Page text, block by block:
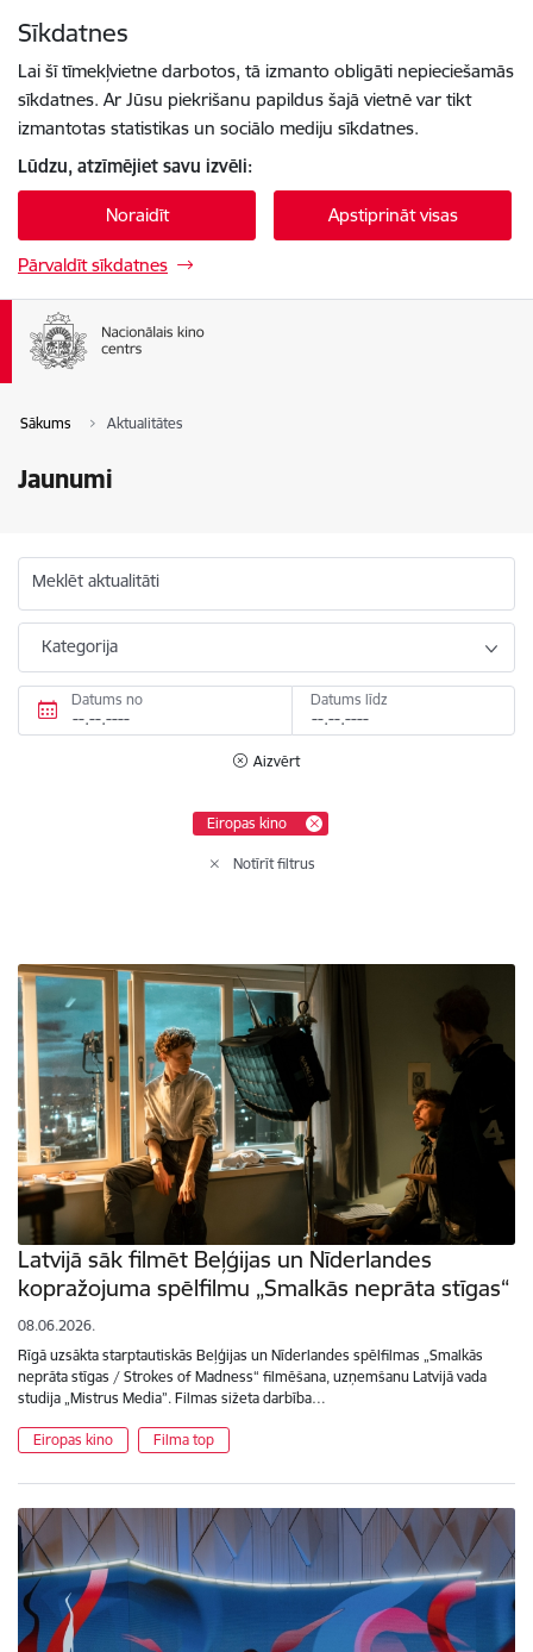
Sīkdatnes
Lai šī tīmekļvietne darbotos, tā izmanto obligāti nepieciešamās
sīkdatnes. Ar Jūsu piekrišanu papildus šajā vietnē var tikt
izmantotas statistikas un sociālo mediju sīkdatnes.
Lūdzu, atzīmējiet savu izvēli:
Noraidīt Apstiprināt visas
Pārvaldīt sīkdatnes
Sākums Aktualitātes
Jaunumi
Meklēt aktualitāti
Kategorija
Datums no Datums līdz
Aizvērt
Eiropas kino
Notīrīt filtrus
Latvijā sāk filmēt Beļģijas un Nīderlandes
kopražojuma spēlfilmu „Smalkās neprāta stīgas“
08.06.2026.
Rīgā uzsākta starptautiskās Beļģijas un Nīderlandes spēlfilmas „Smalkās
neprāta stīgas / Strokes of Madness“ filmēšana, uzņemšanu Latvijā vada
studija „Mistrus Media”. Filmas sižeta darbība…
Eiropas kino Filma top